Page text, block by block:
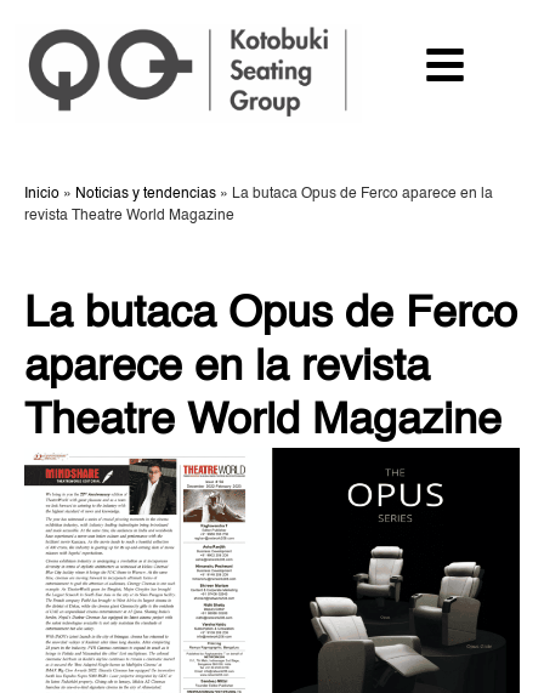
Inicio » Noticias y tendencias » La butaca Opus de Ferco aparece en la
revista Theatre World Magazine
La butaca Opus de Ferco
aparece en la revista
Theatre World Magazine